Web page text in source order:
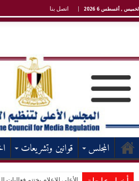
الخميس , أغسطس 6 2026 اتصل بنا
المجلس قوانين وتشريعات